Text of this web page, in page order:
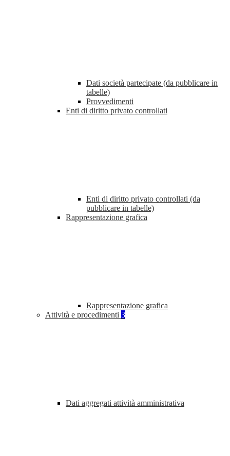
Dati società partecipate (da pubblicare in
tabelle)
Provvedimenti
Enti di diritto privato controllati
Enti di diritto privato controllati (da
pubblicare in tabelle)
Rappresentazione grafica
Rappresentazione grafica
Attività e procedimenti 3
Dati aggregati attività amministrativa